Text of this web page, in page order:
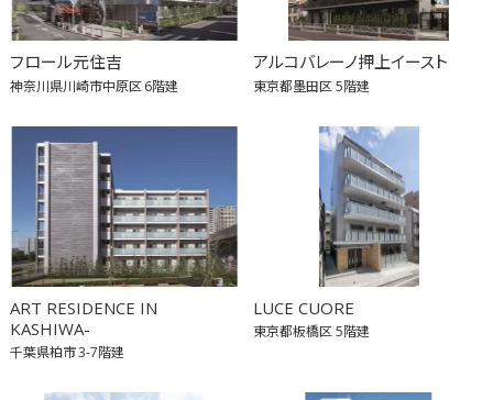
フロール元住吉
神奈川県川崎市中原区6階建
アルコバレーノ押上イースト
東京都墨田区5階建
ART RESIDENCE IN
KASHIWA-
千葉県柏市3-7階建
LUCE CUORE
東京都板橋区5階建